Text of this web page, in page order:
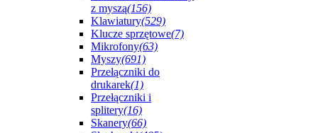
z myszą(156)
Klawiatury(529)
Klucze sprzętowe(7)
Mikrofony(63)
Myszy(691)
Przełączniki do
drukarek(1)
Przełączniki i
splitery(16)
Skanery(66)